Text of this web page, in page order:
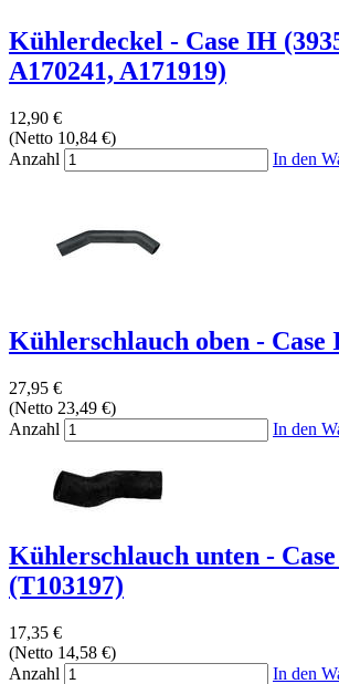
Kühlerdeckel - Case IH
A170241, A171919)
12,90 €
(Netto 10,84 €)
Anzahl
In den
Kühlerschlauch oben - Case
27,95 €
(Netto 23,49 €)
Anzahl
In den
Kühlerschlauch unten -
(T103197)
17,35 €
(Netto 14,58 €)
Anzahl
In den